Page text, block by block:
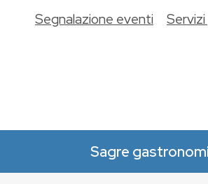
Sagre
Segnalazione eventi